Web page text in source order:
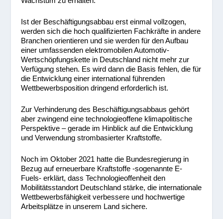
Ist der Beschäftigungsabbau erst einmal vollzogen,
werden sich die hoch qualifizierten Fachkräfte in andere
Branchen orientieren und sie werden für den Aufbau
einer umfassenden elektromobilen Automotiv-
Wertschöpfungskette in Deutschland nicht mehr zur
Verfügung stehen. Es wird dann die Basis fehlen, die für
die Entwicklung einer international führenden
Wettbewerbsposition dringend erforderlich ist.
Zur Verhinderung des Beschäftigungsabbaus gehört
aber zwingend eine technologieoffene klimapolitische
Perspektive – gerade im Hinblick auf die Entwicklung
und Verwendung strombasierter Kraftstoffe.
Noch im Oktober 2021 hatte die Bundesregierung in
Bezug auf erneuerbare Kraftstoffe -sogenannte E-
Fuels- erklärt, dass Technologieoffenheit den
Mobilitätsstandort Deutschland stärke, die internationale
Wettbewerbsfähigkeit verbessere und hochwertige
Arbeitsplätze in unserem Land sichere.